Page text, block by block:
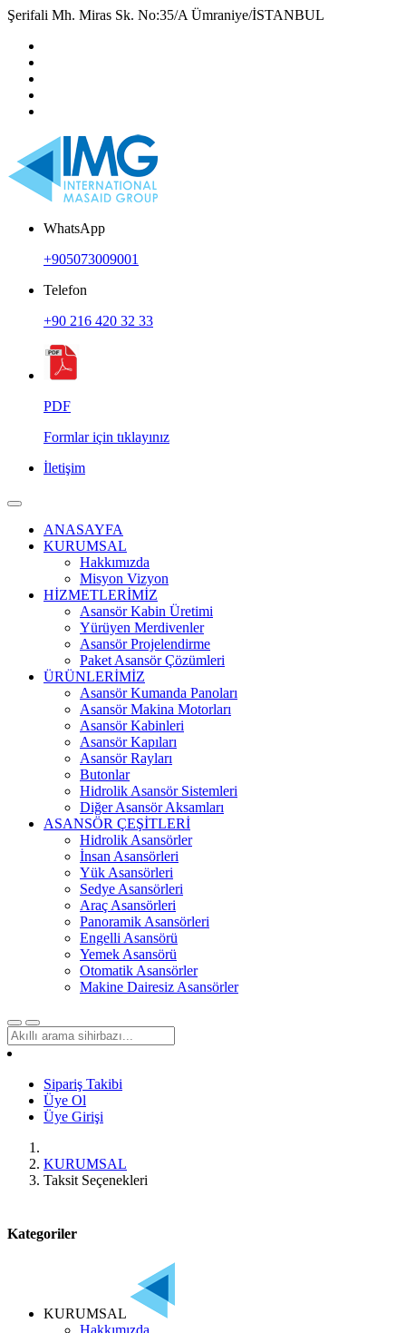
Şerifali Mh. Miras Sk. No:35/A Ümraniye/İSTANBUL
WhatsApp
+905073009001
Telefon
+90 216 420 32 33
PDF
Formlar için tıklayınız
İletişim
ANASAYFA
KURUMSAL
Hakkımızda
Misyon Vizyon
HİZMETLERİMİZ
Asansör Kabin Üretimi
Yürüyen Merdivenler
Asansör Projelendirme
Paket Asansör Çözümleri
ÜRÜNLERİMİZ
Asansör Kumanda Panoları
Asansör Makina Motorları
Asansör Kabinleri
Asansör Kapıları
Asansör Rayları
Butonlar
Hidrolik Asansör Sistemleri
Diğer Asansör Aksamları
ASANSÖR ÇEŞİTLERİ
Hidrolik Asansörler
İnsan Asansörleri
Yük Asansörleri
Sedye Asansörleri
Araç Asansörleri
Panoramik Asansörleri
Engelli Asansörü
Yemek Asansörü
Otomatik Asansörler
Makine Dairesiz Asansörler
Sipariş Takibi
Üye Ol
Üye Girişi
KURUMSAL
Taksit Seçenekleri
Kategoriler
KURUMSAL
Hakkımızda